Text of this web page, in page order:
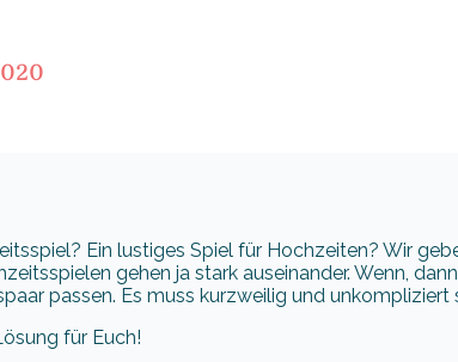
Ein lustiges Spiel für Hochzeiten? Wir
gehen ja stark auseinander. Wenn,
passen. Es muss kurzweilig und unkompliziert
für Euch!